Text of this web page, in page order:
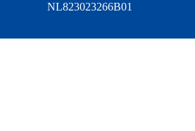
NL823023266B01